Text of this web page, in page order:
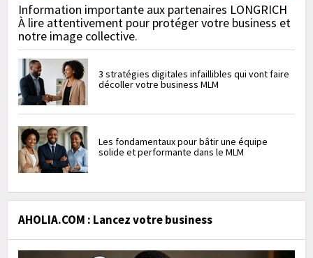
Information importante aux partenaires LONGRICH
À lire attentivement pour protéger votre business et
notre image collective.
3 stratégies digitales infaillibles qui vont faire
décoller votre business MLM
Les fondamentaux pour bâtir une équipe
solide et performante dans le MLM
AHOLIA.COM : Lancez votre business